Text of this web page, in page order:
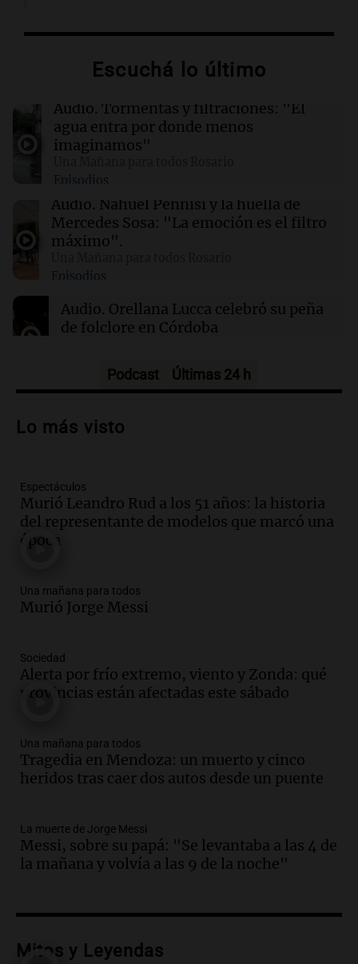
Quiniela turista: conocé los números
22:10 Deportes Rosario
Newell's visita este domingo a Defensa y
Justicia para volver al triunfo
22:03 Tecnología
El nuevo centro de datos de Amazon en Texas
podría ser el mayor contaminador climático
de EE.UU.
21:32 Ciencia
Científicos descubren diminutos remolinos de
plasma en la superficie del Sol
Escuchá lo último
Audio. Tormentas y filtraciones: "El
agua entra por donde menos
imaginamos"
Episodios
Audio. Nahuel Pennisi y la huella de
Mercedes Sosa: "La emoción es el filtro
máximo".
Episodios
Audio. Orellana Lucca celebró su peña
de folclore en Córdoba
Audio.Trágico accidente en Mendoza:
vehículos desde un puente
Audio.
y cinco heridos tras caer dos autos desde
un puente
Una mañana para todos
Audio.Messi llegará esta noche a
Rosario para acompañar a su familia
Episodios
Audio. Ley de Propiedad Privada: el revés
en el Congreso expuso una debilidad
Una mañana para todos
Episodios
Audio.Casabindo se prepara para una
Una mañana para todos
Episodios
Audio.Borges, abogada de Pourrain:
hacerle preguntas y nunca regresó"
Episodios
Podcast Últimas 24 h
Lo más visto
Espectáculos
Murió Leandro Rud a los 51 años: la historia
del representante de modelos que marcó una
época
Una mañana para todos
Murió Jorge Messi
Sociedad
Alerta por frío extremo, viento y Zonda: qué
provincias están afectadas este sábado
Una mañana para todos
Tragedia en Mendoza: un muerto y cinco
heridos tras caer dos autos desde un puente
La muerte de Jorge Messi
Messi, sobre su papá: "Se levantaba a las 4 de
la mañana y volvía a las 9 de la noche"
Mitos y Leyendas